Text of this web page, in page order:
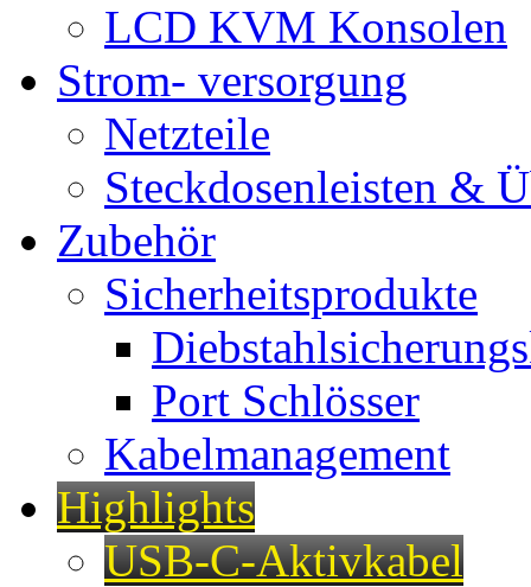
LCD KVM Konsolen
Strom- versorgung
Netzteile
Steckdosenleisten &
Zubehör
Sicherheitsprodukte
Port Schlösser
Kabelmanagement
Highlights
USB-C-Aktivkabel